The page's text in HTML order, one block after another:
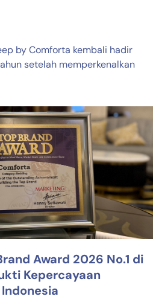
by Comforta kembali hadir
setelah memperkenalkan
Award 2026 No.1 di
Kepercayaan